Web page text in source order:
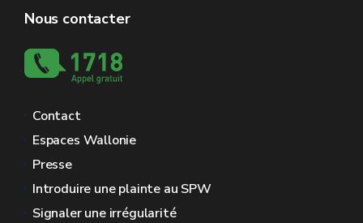
Nous contacter
Contact
Espaces Wallonie
Presse
Introduire une plainte au SPW
Signaler une irrégularité